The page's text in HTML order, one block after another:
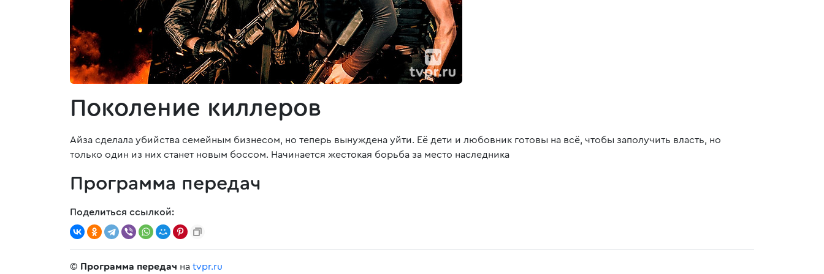
Поколение киллеров
Айза сделала убийства семейным бизнесом, но теперь вынуждена уйти. Её дети и любовник готовы на всё, чтобы заполучить власть, но
только один из них станет новым боссом. Начинается жестокая борьба за место наследника
Программа передач
Поделиться ссылкой:
© Программа передач на tvpr.ru